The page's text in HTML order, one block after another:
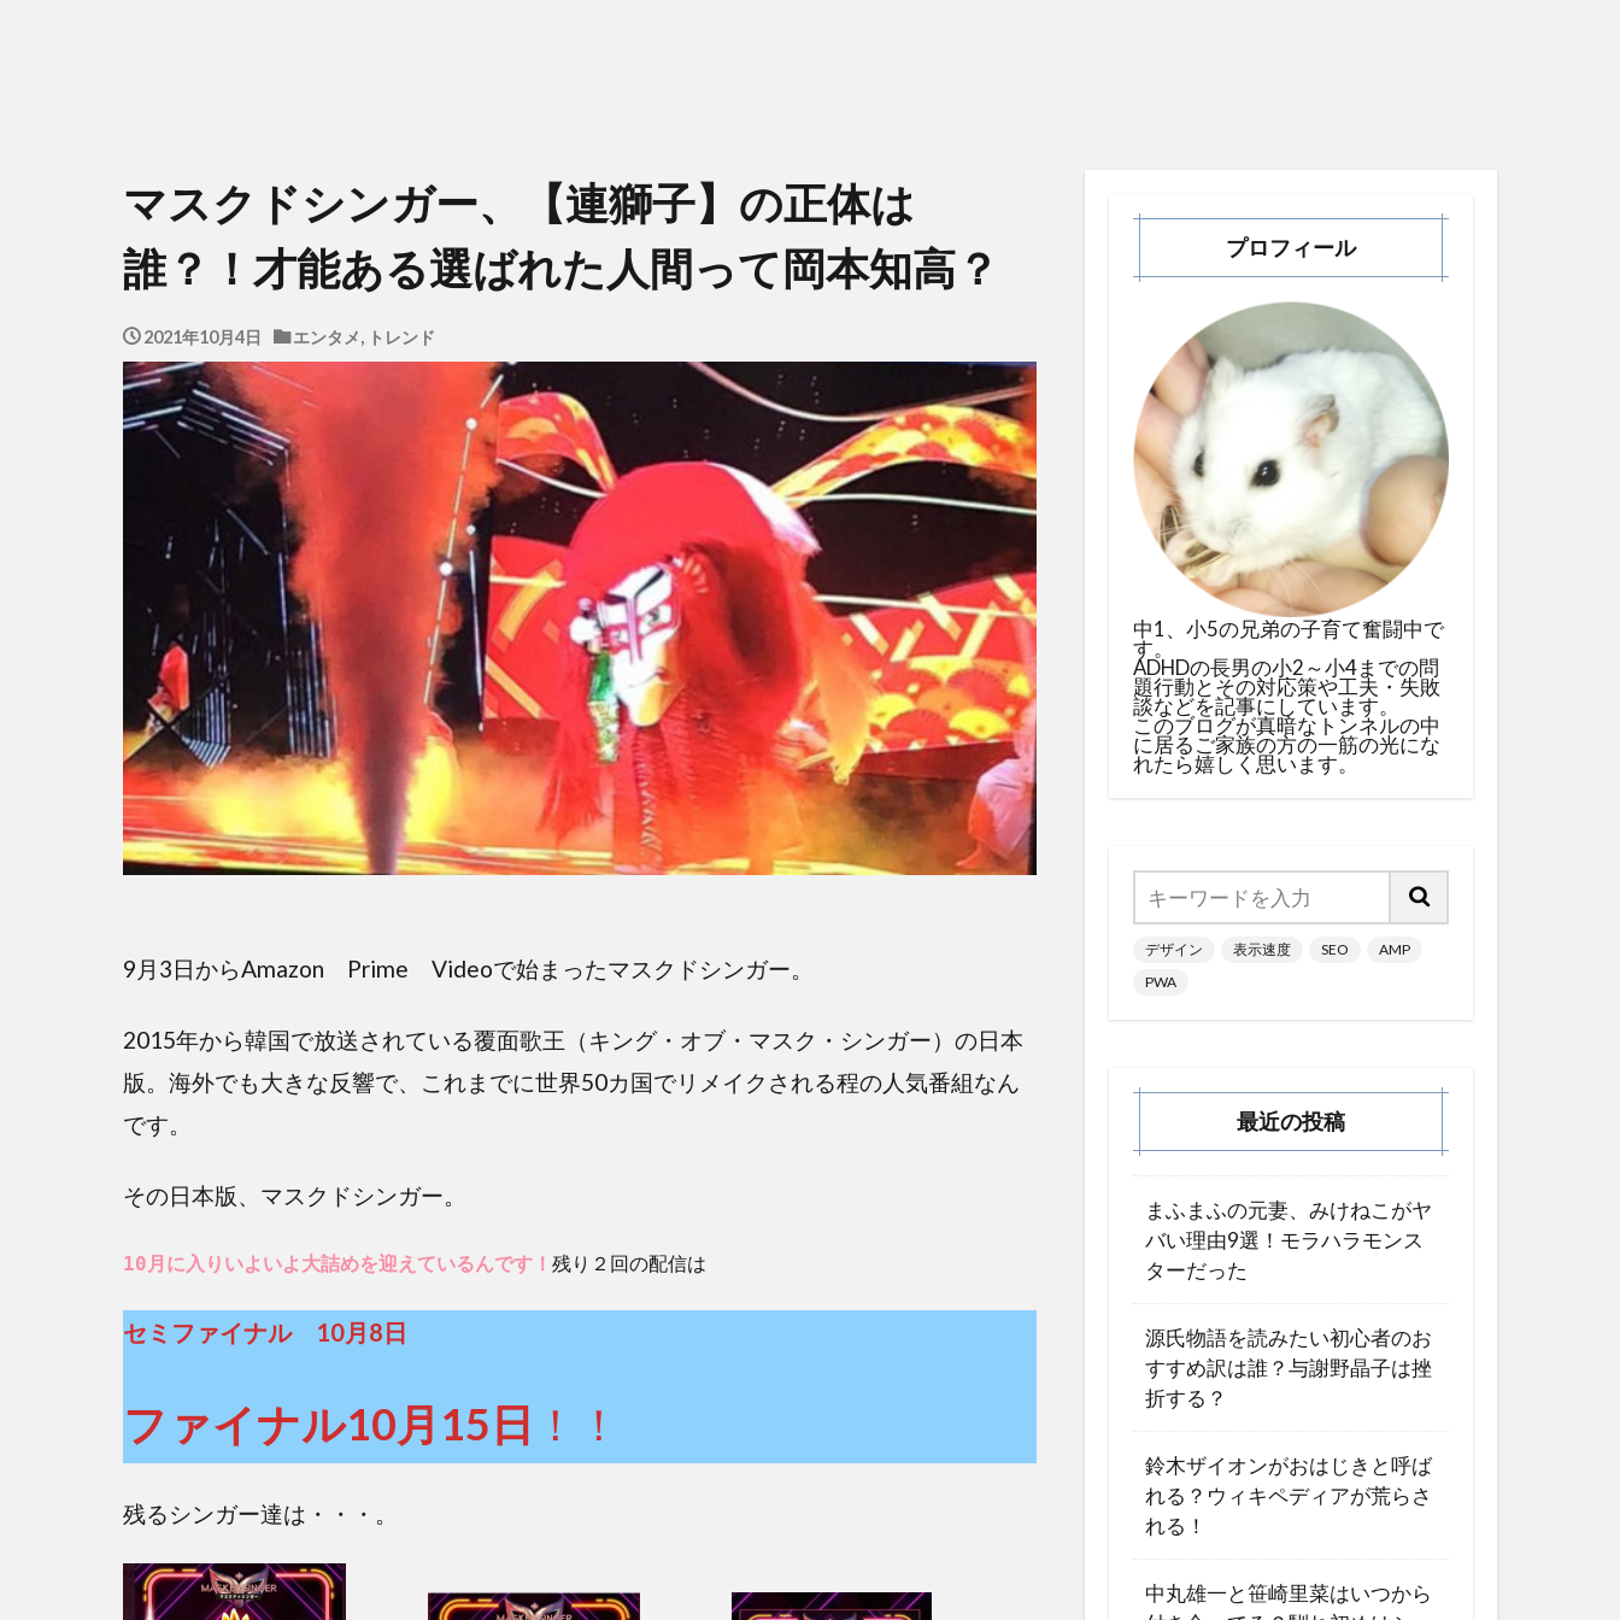
マスクドシンガー、【連獅子】の正体は
誰？！才能ある選ばれた人間って岡本知高？
2021年10月4日 エンタメ, トレンド
9月3日からAmazon Prime Videoで始まったマスクドシンガー。
2015年から韓国で放送されている覆面歌王（キング・オブ・マスク・シンガー）の日本
版。海外でも大きな反響で、これまでに世界50カ国でリメイクされる程の人気番組なん
です。
その日本版、マスクドシンガー。
10月に入りいよいよ大詰めを迎えているんです！ 残り２回の配信は
セミファイナル 10月8日
ファイナル10月15日 ！！
残るシンガー達は・・・。
プロフィール
中1、小5の兄弟の子育て奮闘中で
す。
ADHDの長男の小2～小4までの問
題行動とその対応策や工夫・失敗
談などを記事にしています。
このブログが真暗なトンネルの中
に居るご家族の方の一筋の光にな
れたら嬉しく思います。
デザイン 表示速度 SEO
AMP
PWA
最近の投稿
まふまふの元妻、みけねこがヤ
バい理由9選！モラハラモンス
ターだった
源氏物語を読みたい初心者のお
すすめ訳は誰？与謝野晶子は挫
折する？
鈴木ザイオンがおはじきと呼ば
れる？ウィキペディアが荒らさ
れる！
中丸雄一と笹崎里菜はいつから